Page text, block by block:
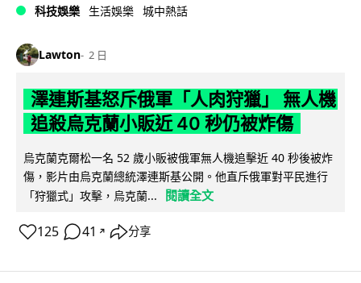
科技娛樂 生活娛樂 城中熱話
Lawton 2 日
澤連斯基怒斥俄軍「人肉狩獵」 無人機
追殺烏克蘭小販近 40 秒仍被炸傷
烏克蘭克爾松一名 52 歲小販被俄軍無人機追擊近 40 秒後被炸
傷，影片由烏克蘭總統澤連斯基公開。他直斥俄軍對平民進行
「狩獵式」攻擊，烏克蘭...
閱讀全文
125 41 ↗ 分享